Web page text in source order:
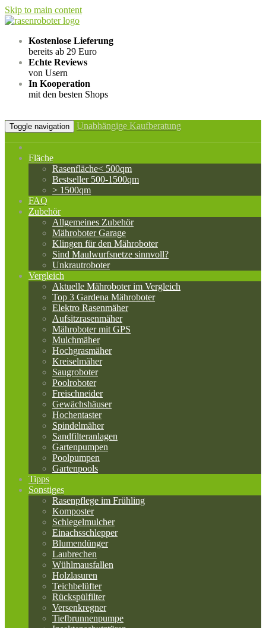
Skip to main content
Kostenlose Lieferung
bereits ab 29 Euro
Echte Reviews
von Usern
In Kooperation
mit den besten Shops
Toggle navigation Unabhängige Kaufberatung
Fläche
Rasenfläche< 500qm
Bestseller 500-1500qm
> 1500qm
FAQ
Zubehör
Allgemeines Zubehör
Mähroboter Garage
Klingen für den Mähroboter
Sind Maulwurfsnetze sinnvoll?
Unkrautroboter
Vergleich
Aktuelle Mähroboter im Vergleich
Top 3 Gardena Mähroboter
Elektro Rasenmäher
Aufsitzrasenmäher
Mähroboter mit GPS
Mulchmäher
Hochgrasmäher
Kreiselmäher
Saugroboter
Poolroboter
Freischneider
Gewächshäuser
Hochentaster
Spindelmäher
Sandfilteranlagen
Gartenpumpen
Poolpumpen
Gartenpools
Tipps
Sonstiges
Rasenpflege im Frühling
Komposter
Schlegelmulcher
Einachsschlepper
Blumendünger
Laubrechen
Wühlmausfallen
Holzlasuren
Teichbelüfter
Rückspülfilter
Versenkregner
Tiefbrunnenpumpe